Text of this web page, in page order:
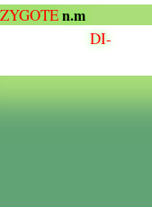
ZYGOTEn.m
DI-